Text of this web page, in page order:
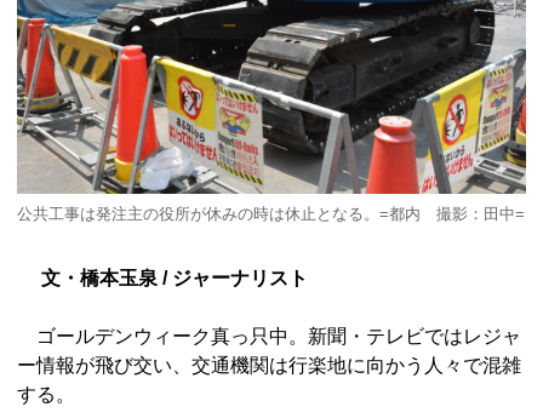
公共工事は発注主の役所が休みの時は休止となる。=都内 撮影：田中=
文・橋本玉泉 / ジャーナリスト
ゴールデンウィーク真っ只中。新聞・テレビではレジャ
ー情報が飛び交い、交通機関は行楽地に向かう人々で混雑
する。